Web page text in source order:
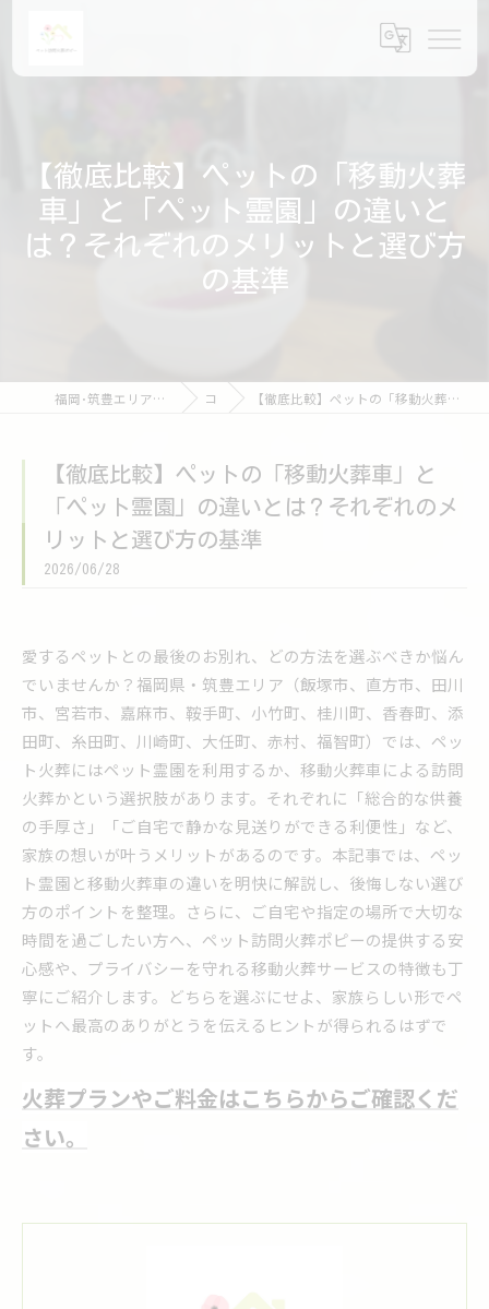
【徹底比較】ペットの「移動火葬
車」と「ペット霊園」の違いと
は？それぞれのメリットと選び方
の基準
福岡･筑豊エリアのペット火葬ならペット訪問火葬ポピー コラム 【徹底比較】ペットの「移動火葬車」と「ペット霊園」の違いとは？それぞれのメリットと選び方の基準
【徹底比較】ペットの「移動火葬車」と
「ペット霊園」の違いとは？それぞれのメ
リットと選び方の基準
2026/06/28
愛するペットとの最後のお別れ、どの方法を選ぶべきか悩ん
でいませんか？福岡県・筑豊エリア（飯塚市、直方市、田川
市、宮若市、嘉麻市、鞍手町、小竹町、桂川町、香春町、添
田町、糸田町、川崎町、大任町、赤村、福智町）では、ペッ
ト火葬にはペット霊園を利用するか、移動火葬車による訪問
火葬かという選択肢があります。それぞれに「総合的な供養
の手厚さ」「ご自宅で静かな見送りができる利便性」など、
家族の想いが叶うメリットがあるのです。本記事では、ペッ
ト霊園と移動火葬車の違いを明快に解説し、後悔しない選び
方のポイントを整理。さらに、ご自宅や指定の場所で大切な
時間を過ごしたい方へ、ペット訪問火葬ポピーの提供する安
心感や、プライバシーを守れる移動火葬サービスの特徴も丁
寧にご紹介します。どちらを選ぶにせよ、家族らしい形でペ
ットへ最高のありがとうを伝えるヒントが得られるはずで
す。
火葬プランやご料金はこちらからご確認くだ
さい。